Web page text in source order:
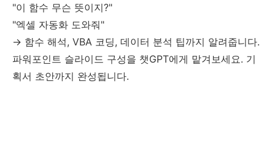
"이 함수 무슨 뜻이지?"
"엑셀 자동화 도와줘"
→ 함수 해석, VBA 코딩, 데이터 분석 팁까지 알려줍니다.
파워포인트 슬라이드 구성을 챗GPT에게 맡겨보세요. 기
획서 초안까지 완성됩니다.